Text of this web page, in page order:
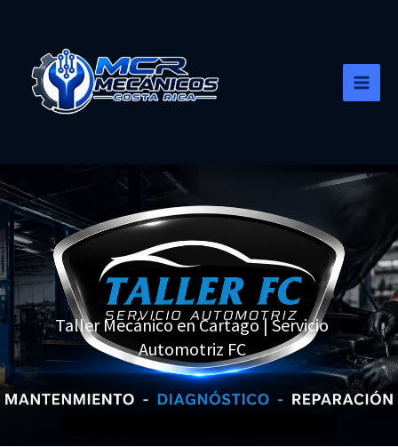
contenido
Taller Mecánico en Cartago | Servicio
Automotriz FC